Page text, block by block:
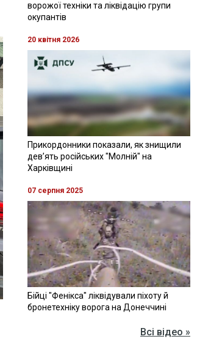
ворожої техніки та ліквідацію групи
окупантів
20 квітня 2026
Прикордонники показали, як знищили
девʼять російських "Молній" на
Харківщині
07 серпня 2025
Бійці "Фенікса" ліквідували піхоту й
бронетехніку ворога на Донеччині
Всі відео »